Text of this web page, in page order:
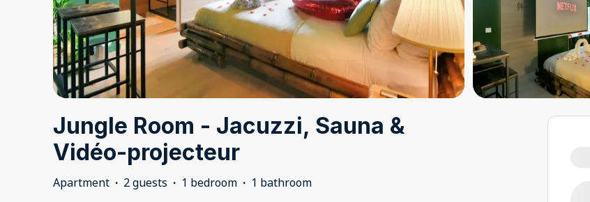
Jungle Room - Jacuzzi, Sauna &
Vidéo-projecteur
Apartment · 2 guests · 1 bedroom · 1 bathroom